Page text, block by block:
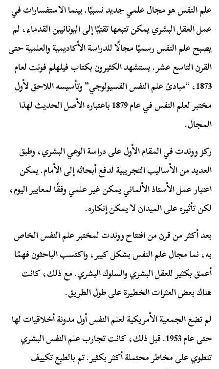
علم النفس هو مجال علمي جديد نسبيًا. بينما الاستفسارات في
عمل العقل البشري يمكن تتبعها تقنيًا إلى اليونانيين القدماء، لم
يصبح علم النفس رسميًا مجالًا للدراسة الأكاديمية والعلمية حتى
القرن التاسع عشر. يستشهد الكثيرون بكتاب فيلهلم فونت لعام
1873، “مبادئ علم النفس الفسيولوجي” وتأسيسه اللاحق لأول
مختبر لعلم النفس في عام 1879 باعتباره الأصل الحديث لهذا
المجال.
ركز ووندت في المقام الأول على دراسة الوعي البشري، وطبق
العديد من الأساليب التجريبية لدفع أبحاثه إلى الأمام. يمكن
اعتبار عمل الأستاذ الألماني يمكن غير علمي وفقًا لمعايير اليوم،
لكن تأثيره على الميدان لا يمكن إنكاره.
بعد أكثر من قرن من افتتاح ووندت لمختبر علم النفس الخاص
به، نما مجال علم النفس بشكل كبير، واكتسب الباحثون فهمًا
أعمق بكثير للعقل البشري والسلوك البشري. مع ذلك، كانت
هناك بعض العثرات الخطيرة على طول الطريق.
لم تضع الجمعية الأمريكية لعلم النفس أول مدونة أخلاقيات لها
حتى عام 1953. قبل ذلك، كانت تجارب علم النفس البشري
تنطوي على مخاطر محتملة أكثر بكثير. تم بالطبع تكييف